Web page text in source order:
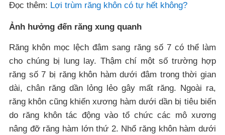
Đọc thêm: Lợi trùm răng khôn có tự hết không?
Ảnh hưởng đến răng xung quanh
Răng khôn mọc lệch đâm sang răng số 7 có thể làm
cho chúng bị lung lay. Thậm chí một số trường hợp
răng số 7 bị răng khôn hàm dưới đâm trong thời gian
dài, chân răng dần lỏng lẻo gây mất răng. Ngoài ra,
răng khôn cũng khiến xương hàm dưới dần bị tiêu biến
do răng khôn tác động vào tổ chức các mô xương
nâng đỡ răng hàm lớn thứ 2. Nhổ răng khôn hàm dưới